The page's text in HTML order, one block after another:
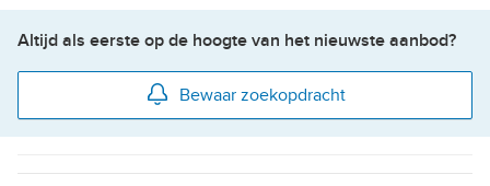
Altijd als eerste op de hoogte van het nieuwste aanbod?
Bewaar zoekopdracht